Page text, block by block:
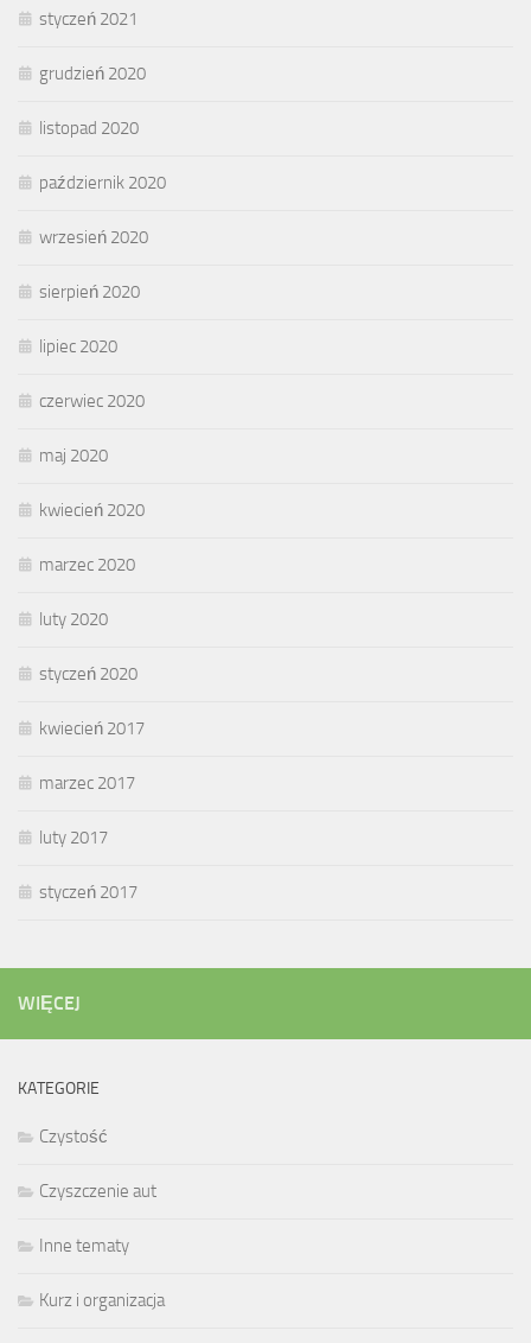
styczeń 2021
grudzień 2020
listopad 2020
październik 2020
wrzesień 2020
sierpień 2020
lipiec 2020
czerwiec 2020
maj 2020
kwiecień 2020
marzec 2020
luty 2020
styczeń 2020
kwiecień 2017
marzec 2017
luty 2017
styczeń 2017
WIĘCEJ
KATEGORIE
Czystość
Czyszczenie aut
Inne tematy
Kurz i organizacja